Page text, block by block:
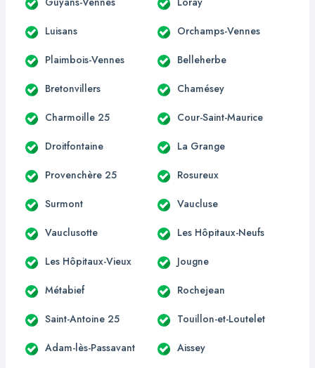
Luisans Orchamps-Vennes
Plaimbois-Vennes Belleherbe
Bretonvillers Chamésey
Charmoille 25 Cour-Saint-Maurice
Droitfontaine La Grange
Provenchère 25 Rosureux
Surmont Vaucluse
Vauclusotte Les Hôpitaux-Neufs
Les Hôpitaux-Vieux Jougne
Métabief Rochejean
Saint-Antoine 25 Touillon-et-Loutelet
Adam-lès-Passavant Aissey